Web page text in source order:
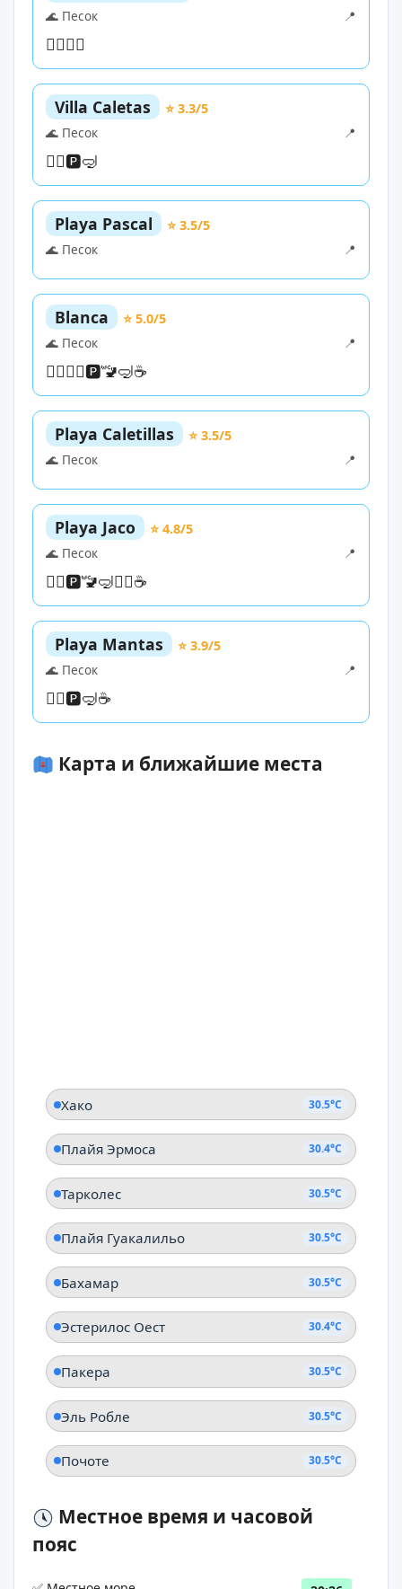
🌊 Песок 📍
🏊‍♀️🏄‍♀️
Villa Caletas
⭐ 3.3/5
🌊 Песок
📍
🏊‍♀️🅿️🤿
Playa Pascal
⭐ 3.5/5
🌊 Песок
📍
Blanca
⭐ 5.0/5
🌊 Песок
📍
🏊‍♀️🏄‍♀️🅿️🚾🤿☕
Playa Caletillas
⭐ 3.5/5
🌊 Песок
📍
Playa Jaco
⭐ 4.8/5
🌊 Песок
📍
🏊‍♀️🅿️🚾🤿🏄‍♀️☕
Playa Mantas
⭐ 3.9/5
🌊 Песок
📍
🏊‍♀️🅿️🤿☕
Карта и ближайшие места
Хако 30.5°C
Плайя Эрмоса 30.4°C
Тарколес 30.5°C
Плайя Гуакалильо 30.5°C
Бахамар 30.5°C
Эстерилос Оест 30.4°C
Пакера 30.5°C
Эль Робле 30.5°C
Почоте 30.5°C
Местное время и часовой
пояс